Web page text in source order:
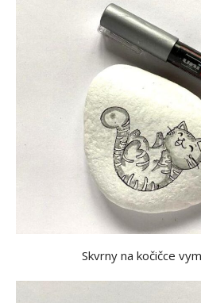
Skvrny na kočičce